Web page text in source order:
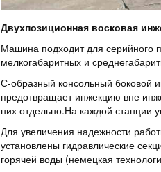
Двухпозиционная восковая
Машина подходит для серийного
мелкогабаритных и
С-образный консольный боковой
предотвращает инжекцию вне
них отдельно.На каждой станции
Для увеличения надежности
установлены гидравлические
горячей воды (немецкая